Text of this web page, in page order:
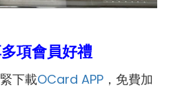
項會員好禮
下載OCard APP ，免費加